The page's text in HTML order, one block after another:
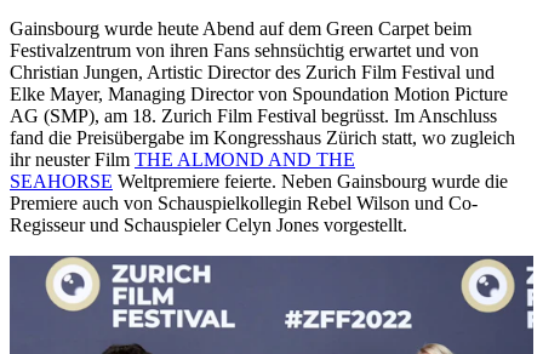
Gainsbourg wurde heute Abend auf dem Green Carpet beim
Festivalzentrum von ihren Fans sehnsüchtig erwartet und von
Christian Jungen, Artistic Director des Zurich Film Festival und
Elke Mayer, Managing Director von Spoundation Motion Picture
AG (SMP), am 18. Zurich Film Festival begrüsst. Im Anschluss
fand die Preisübergabe im Kongresshaus Zürich statt, wo zugleich
ihr neuster Film THE ALMOND AND THE
SEAHORSE Weltpremiere feierte. Neben Gainsbourg wurde die
Premiere auch von Schauspielkollegin Rebel Wilson und Co-
Regisseur und Schauspieler Celyn Jones vorgestellt.